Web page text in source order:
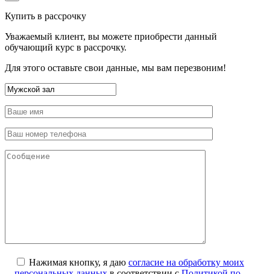
Купить в рассрочку
Уважаемый клиент, вы можете приобрести данный
обучающий курс в рассрочку.
Для этого оставьте свои данные, мы вам перезвоним!
Нажимая кнопку, я даю согласие на обработку моих